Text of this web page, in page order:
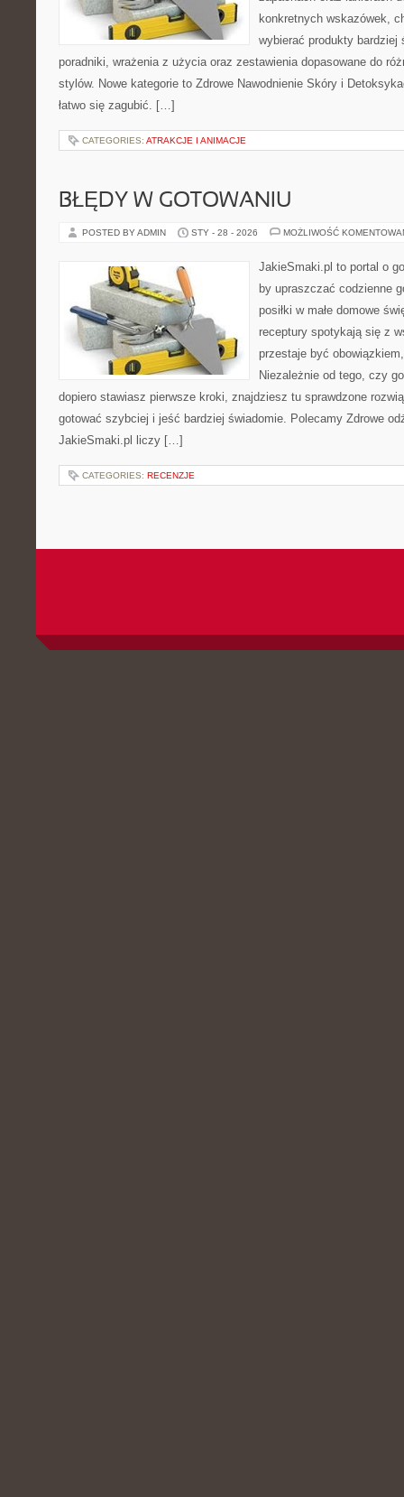
konkretnych wskazówek,
wybierać produkty bardziej
poradniki, wrażenia z użycia oraz zestawienia dopasowane do
stylów. Nowe kategorie to Zdrowe Nawodnienie Skóry i
łatwo się zagubić. […]
CATEGORIES: ATRAKCJE I ANIMACJE
BŁĘDY W GOTOWANIU
POSTED BY ADMIN STY - 28 - 2026 MOŻLIWOŚĆ
JakieSmaki.pl to portal o
by upraszczać codzienne
posiłki w małe domowe
receptury spotykają się z
przestaje być
Niezależnie od tego, czy
dopiero stawiasz pierwsze kroki, znajdziesz tu sprawdzone
gotować szybciej i jeść bardziej świadomie. Polecamy Zdrowe
JakieSmaki.pl liczy […]
CATEGORIES: RECENZJE